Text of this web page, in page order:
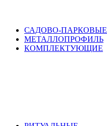
САДОВО-ПАРКОВЫЕ
МЕТАЛЛОПРОФИЛЬ
КОМПЛЕКТУЮЩИЕ